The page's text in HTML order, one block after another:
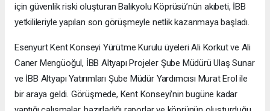
için güvenlik riski oluşturan Balıkyolu Köprüsü’nün akıbeti, İBB
yetkilileriyle yapılan son görüşmeyle netlik kazanmaya başladı.
Esenyurt Kent Konseyi Yürütme Kurulu üyeleri Ali Korkut ve Ali
Caner Mengüoğul, İBB Altyapı Projeler Şube Müdürü Ulaş Sunar
ve İBB Altyapı Yatırımları Şube Müdür Yardımcısı Murat Erol ile
bir araya geldi. Görüşmede, Kent Konseyi'nin bugüne kadar